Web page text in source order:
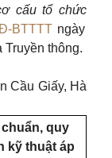
cấu tổ chức
BTTTTngày
Truyền thông.
Cầu Giấy, Hà
quy
kỹ thuật áp